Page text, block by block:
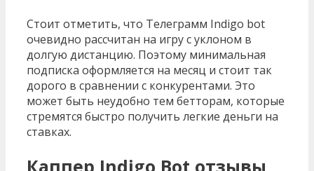
Стоит отметить, что Телеграмм Indigo bot
очевидно рассчитан на игру с уклоном в
долгую дистанцию. Поэтому минимальная
подписка оформляется на месяц и стоит так
дорого в сравнении с конкурентами. Это
может быть неудобно тем бетторам, которые
стремятся быстро получить легкие деньги на
ставках.
Каппер Indigo Bot отзывы